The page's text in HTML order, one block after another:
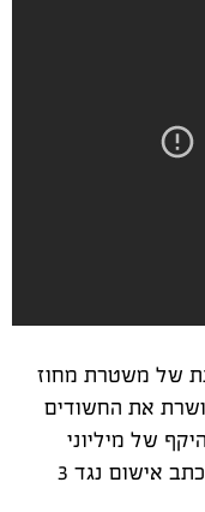
של משטרת מחוז
את החשודים
300 אזרחים בהיקף של מיליוני
ש"ח,היום תגיש פרקליטות מחוז מרכז כתב אישום נגד 3